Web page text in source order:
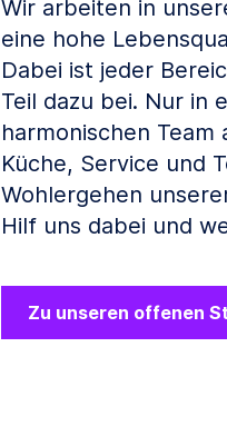
Wir arbeiten in
eine hohe
Dabei ist jeder
Teil dazu bei. Nur in
harmonischen
Küche, Service und
Wohlergehen
Hilf uns dabei und
Zu unseren offenen